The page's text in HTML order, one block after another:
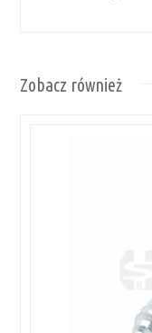
Zobacz również